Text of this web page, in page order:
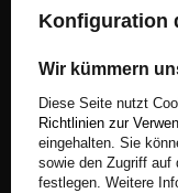
Konfiguration
Wir kümmern
Diese Seite nutzt
Richtlinien zur
eingehalten. Sie
sowie den Zugriff auf
festlegen. Weitere